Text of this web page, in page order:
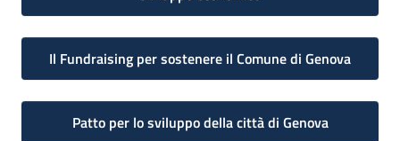
Il Fundraising per sostenere il Comune di Genova
Patto per lo sviluppo della città di Genova